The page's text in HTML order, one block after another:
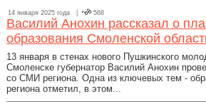
14 января 2025 года | 568
Василий Анохин рассказал о
образования Смоленской
13 января в стенах нового Пушкинского
Смоленске губернатор Василий Анохин
со СМИ региона. Одна из ключевых тем -
региона отметил, в этом...